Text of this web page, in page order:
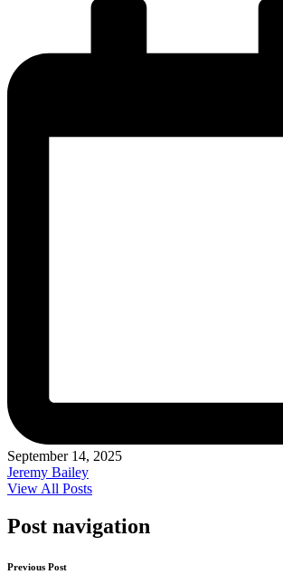
September 14, 2025
Jeremy Bailey
View All Posts
Post navigation
Previous Post